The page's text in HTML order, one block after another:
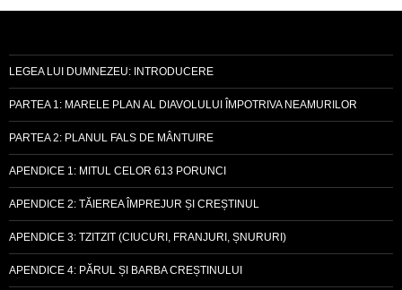
LEGEA LUI DUMNEZEU: INTRODUCERE
PARTEA 1: MARELE PLAN AL DIAVOLULUI ÎMPOTRIVA NEAMURILOR
PARTEA 2: PLANUL FALS DE MÂNTUIRE
APENDICE 1: MITUL CELOR 613 PORUNCI
APENDICE 2: TĂIEREA ÎMPREJUR ȘI CREȘTINUL
APENDICE 3: TZITZIT (CIUCURI, FRANJURI, ȘNURURI)
APENDICE 4: PĂRUL ȘI BARBA CREȘTINULUI